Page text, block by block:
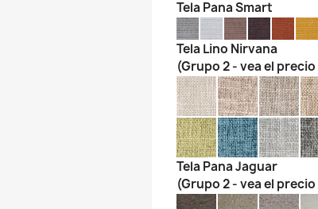
Tela Pana Smart
Tela Lino Nirvana
(Grupo 2 - vea el
Tela Pana Jaguar
(Grupo 2 - vea el